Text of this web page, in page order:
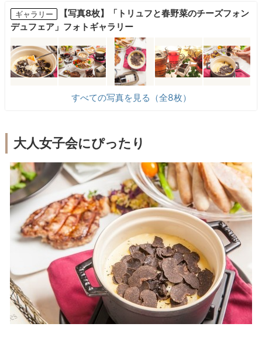
ギャラリー
【写真8枚】「トリュフと春野菜のチーズフォン
デュフェア」フォトギャラリー
すべての写真を見る（全8枚）
大人女子会にぴったり